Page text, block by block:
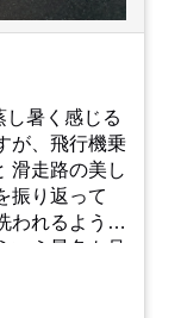
愛ください